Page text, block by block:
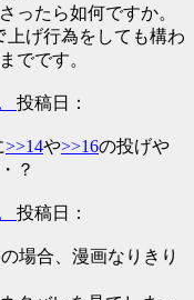
ったら如何ですか。
上げ行為をしても構わ
でです。
投稿日：
>>14や>>16の投げや
？
投稿日：
場合、漫画なりきり